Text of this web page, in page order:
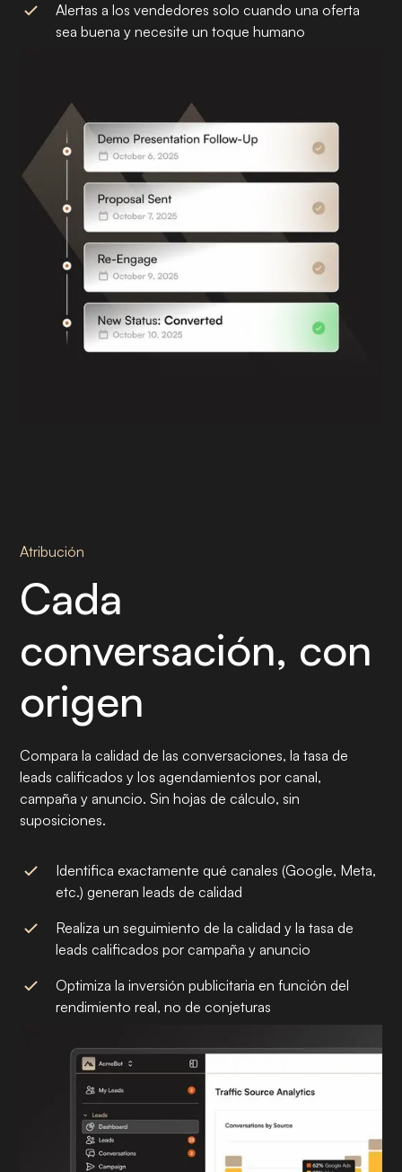
Alertas a los vendedores solo cuando una oferta
sea buena y necesite un toque humano
Atribución
Cada
conversación, con
origen
Compara la calidad de las conversaciones, la tasa de
leads calificados y los agendamientos por canal,
campaña y anuncio. Sin hojas de cálculo, sin
suposiciones.
Identifica exactamente qué canales (Google, Meta,
etc.) generan leads de calidad
Realiza un seguimiento de la calidad y la tasa de
leads calificados por campaña y anuncio
Optimiza la inversión publicitaria en función del
rendimiento real, no de conjeturas